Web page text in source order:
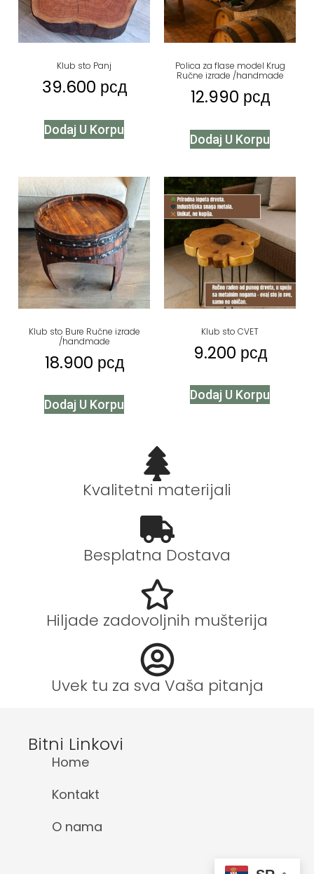
Klub sto Panj
39.600 рсд
Dodaj U Korpu
Polica za flase model Krug
Ručne izrade /handmade
12.990 рсд
Dodaj U Korpu
Klub sto Bure Ručne izrade
/handmade
18.900 рсд
Dodaj U Korpu
Klub sto CVET
9.200 рсд
Dodaj U Korpu
Kvalitetni materijali
Besplatna Dostava
Hiljade zadovoljnih mušterija
Uvek tu za sva Vaša pitanja
Bitni Linkovi
Home
Kontakt
O nama